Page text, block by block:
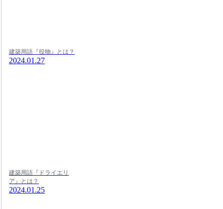
建築用語『役物』とは？
2024.01.27
建築用語『ドライエリ
ア』とは？
2024.01.25